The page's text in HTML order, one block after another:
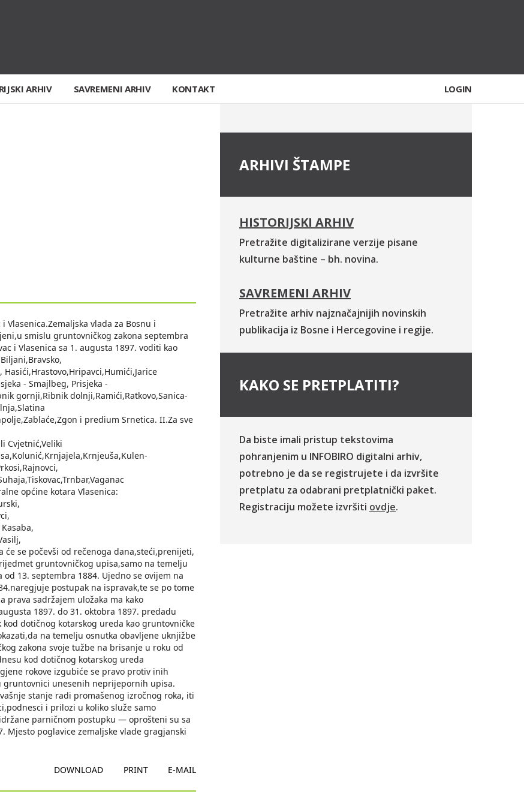
ARHIV SAVREMENI ARHIV KONTAKT LOGIN
vlada za Bosnu i
smislu gruntovničkog zakona septembra
i Vlasenica sa 1. augusta 1897. voditi kao
- Smajlbeg, Prisjeka -
gornji,Ribnik dolnji,Ramići,Ratkovo,Sanica-
i predium Srnetica. II.Za sve
Cvjetnić,Veliki
općine kotara Vlasenica:
će se počevši od rečenoga dana,steći,prenijeti,
gruntovničkog upisa,samo na temelju
13. septembra 1884. Ujedno se ovijem na
postupak na ispravak,te se po tome
prava sadržajem uložaka ma kako
1897. do 31. oktobra 1897. predadu
dotičnog kotarskog ureda kao gruntovničke
na temelju osnutka obavljene uknjižbe
zakona svoje tužbe na brisanje u roku od
kod dotičnog kotarskog ureda
rokove izgubiće se pravo protiv inih
gruntovnici unesenih neprijepornih upisa.
stanje radi promašenog izročnog roka, iti
i prilozi u koliko služe samo
parničnom postupku — oprošteni su sa
Mjesto poglavice zemaljske vlade gragjanski
DOWNLOAD PRINT E-MAIL
ARHIVI ŠTAMPE
HISTORIJSKI ARHIV
Pretražite digitalizirane verzije pisane
kulturne baštine – bh. novina.
SAVREMENI ARHIV
Pretražite arhiv najznačajnijih novinskih
publikacija iz Bosne i Hercegovine i regije.
KAKO SE PRETPLATITI?
Da biste imali pristup tekstovima
pohranjenim u INFOBIRO digitalni arhiv,
potrebno je da se registrujete i da izvršite
pretplatu za odabrani pretplatnički paket.
Registraciju možete izvršiti ovdje.